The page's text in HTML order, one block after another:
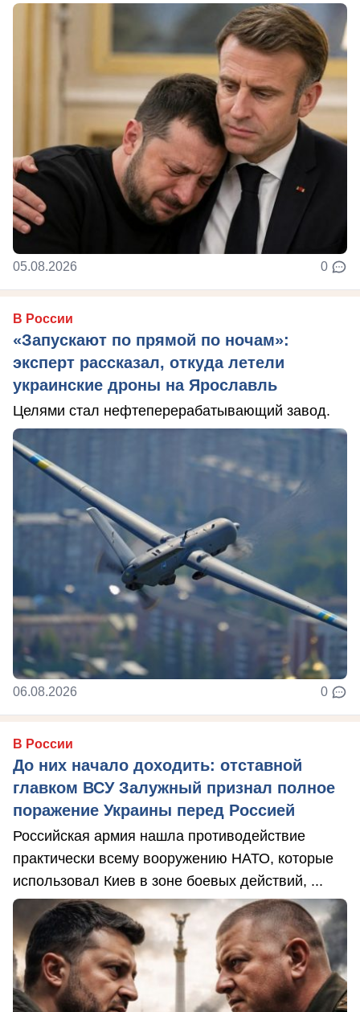
05.08.2026 0
В России
«Запускают по прямой по ночам»:
эксперт рассказал, откуда летели
украинские дроны на Ярославль
Целями стал нефтеперерабатывающий завод.
06.08.2026 0
В России
До них начало доходить: отставной
главком ВСУ Залужный признал полное
поражение Украины перед Россией
Российская армия нашла противодействие
практически всему вооружению НАТО, которые
использовал Киев в зоне боевых действий, ...